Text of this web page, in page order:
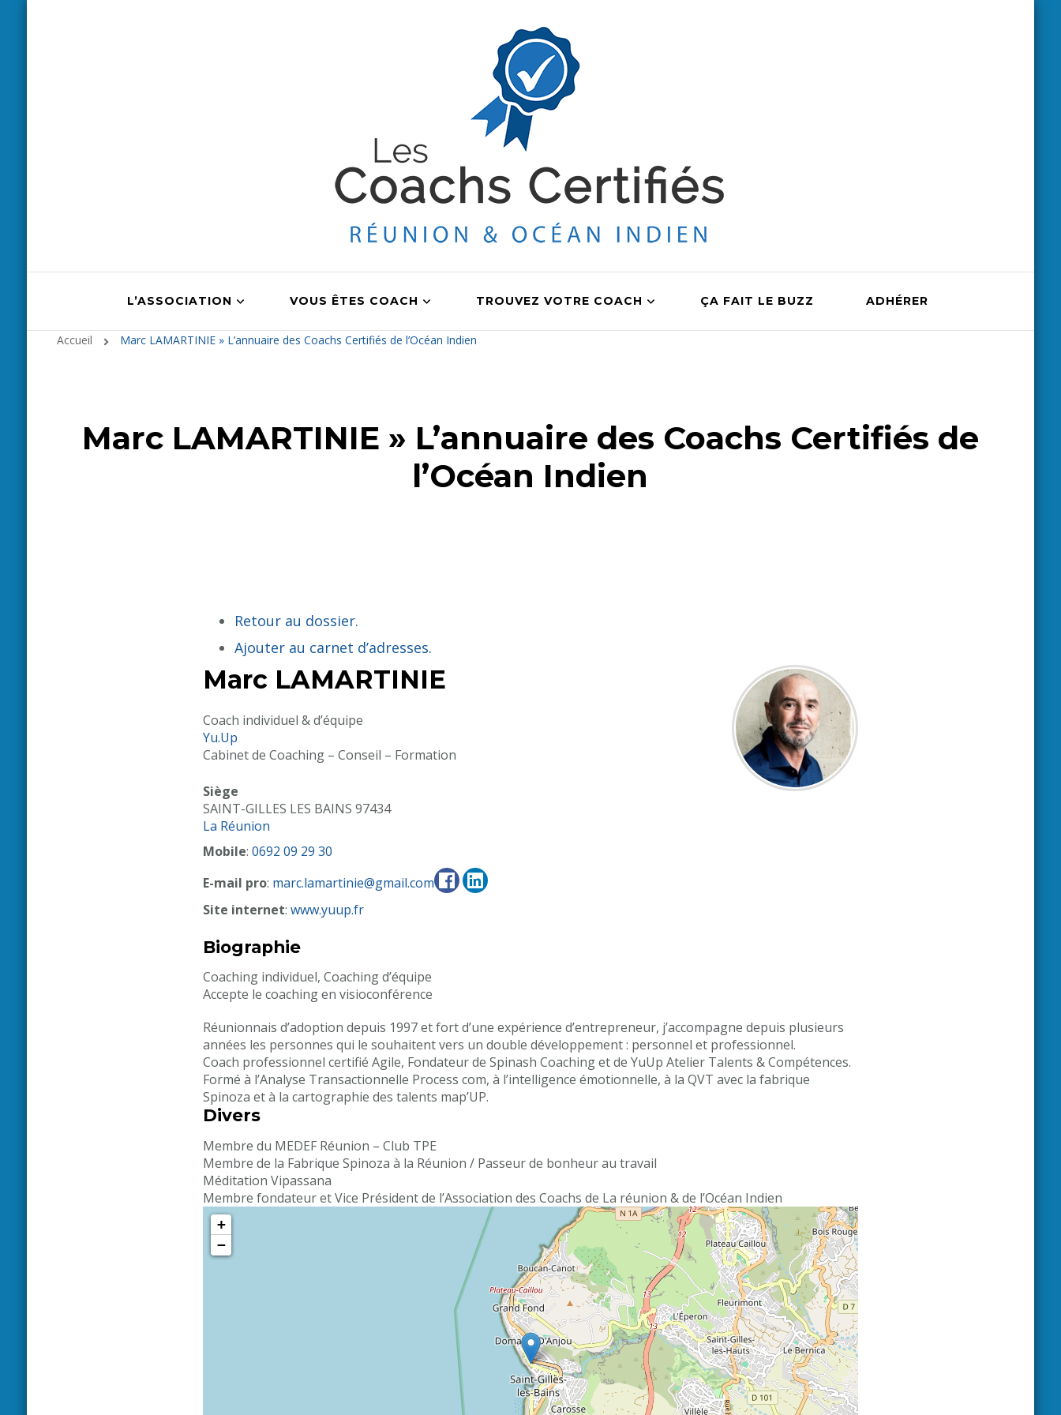
L’ASSOCIATION VOUS ÊTES COACH TROUVEZ VOTRE COACH ÇA FAIT LE BUZZ ADHÉRER
Accueil Marc LAMARTINIE » L’annuaire des Coachs Certifiés de l’Océan Indien
Marc LAMARTINIE » L’annuaire des Coachs Certifiés de
l’Océan Indien
Retour au dossier.
Ajouter au carnet d’adresses.
Marc LAMARTINIE
Coach individuel & d’équipe
Yu.Up
Cabinet de Coaching – Conseil – Formation
Siège
SAINT-GILLES LES BAINS 97434
La Réunion
Mobile: 0692 09 29 30
E-mail pro: marc.lamartinie@gmail.com
Site internet: www.yuup.fr
Biographie
Coaching individuel, Coaching d’équipe
Accepte le coaching en visioconférence
Réunionnais d’adoption depuis 1997 et fort d’une expérience d’entrepreneur, j’accompagne depuis plusieurs
années les personnes qui le souhaitent vers un double développement : personnel et professionnel.
Coach professionnel certifié Agile, Fondateur de Spinash Coaching et de YuUp Atelier Talents & Compétences.
Formé à l’Analyse Transactionnelle Process com, à l’intelligence émotionnelle, à la QVT avec la fabrique
Spinoza et à la cartographie des talents map’UP.
Divers
Membre du MEDEF Réunion – Club TPE
Membre de la Fabrique Spinoza à la Réunion / Passeur de bonheur au travail
Méditation Vipassana
Membre fondateur et Vice Président de l’Association des Coachs de La réunion & de l’Océan Indien
+
−